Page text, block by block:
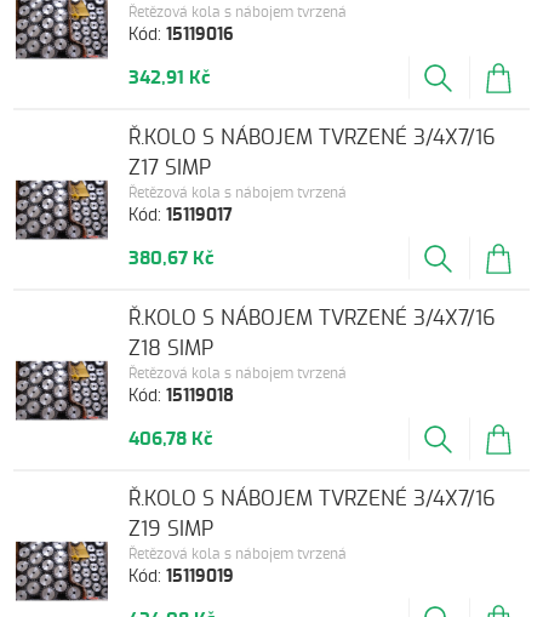
Kód:15119016
Řetězová kola s nábojem tvrzená
342,91 Kč
Kód:15119017
Řetězová kola s nábojem tvrzená
Ř.KOLO S NÁBOJEM TVRZENÉ 3/4X7/16
Z17 SIMP
380,67 Kč
Kód:15119018
Řetězová kola s nábojem tvrzená
Ř.KOLO S NÁBOJEM TVRZENÉ 3/4X7/16
Z18 SIMP
406,78 Kč
Kód:15119019
Řetězová kola s nábojem tvrzená
Ř.KOLO S NÁBOJEM TVRZENÉ 3/4X7/16
Z19 SIMP